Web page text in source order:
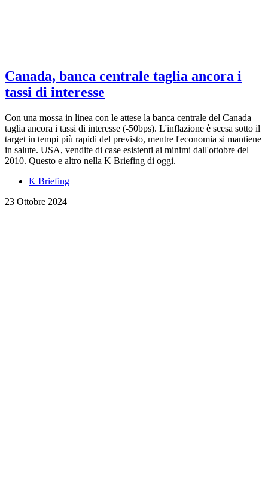
Canada, banca centrale taglia ancora i
tassi di interesse
Con una mossa in linea con le attese la banca centrale del Canada
taglia ancora i tassi di interesse (-50bps). L'inflazione è scesa sotto il
target in tempi più rapidi del previsto, mentre l'economia si mantiene
in salute. USA, vendite di case esistenti ai minimi dall'ottobre del
2010. Questo e altro nella K Briefing di oggi.
K Briefing
23 Ottobre 2024